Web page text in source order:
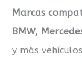
Marcas
BMW,
y más